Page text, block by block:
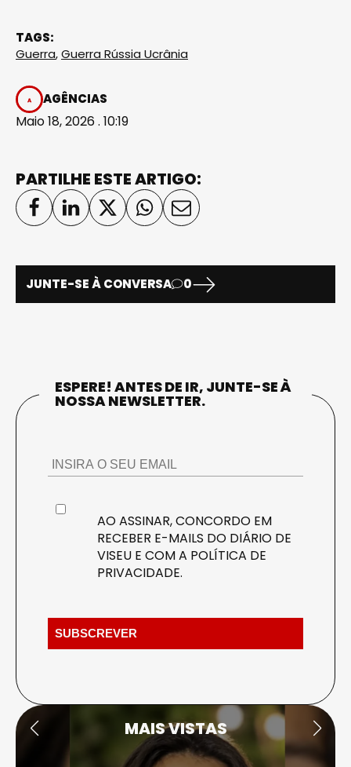
TAGS:
Guerra,Guerra Rússia Ucrânia
AGÊNCIAS
Maio 18, 2026 . 10:19
PARTILHE ESTE ARTIGO:
JUNTE-SE À CONVERSA 0
ESPERE! ANTES DE IR, JUNTE-SE À
NOSSA NEWSLETTER.
AO ASSINAR, CONCORDO EM
RECEBER E-MAILS DO DIÁRIO DE
VISEU E COM A POLÍTICA DE
PRIVACIDADE.
MAIS VISTAS